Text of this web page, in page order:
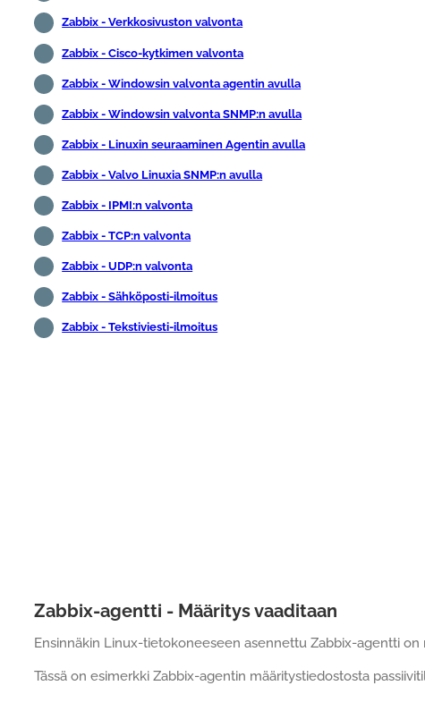
Zabbix - Verkkosivuston valvonta
Zabbix - Cisco-kytkimen valvonta
Zabbix - Windowsin valvonta agentin avulla
Zabbix - Windowsin valvonta SNMP:n avulla
Zabbix - Linuxin seuraaminen Agentin avulla
Zabbix - Valvo Linuxia SNMP:n avulla
Zabbix - IPMI:n valvonta
Zabbix - TCP:n valvonta
Zabbix - UDP:n valvonta
Zabbix - Sähköposti-ilmoitus
Zabbix - Tekstiviesti-ilmoitus
Zabbix-agentti - Määritys vaaditaan
Ensinnäkin Linux-tietokoneeseen asennettu Zabbix-agentti on
Tässä on esimerkki Zabbix-agentin määritystiedostosta